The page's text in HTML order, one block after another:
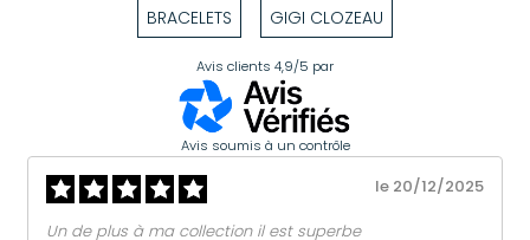
BRACELETS GIGI CLOZEAU
Avis clients 4,9/5 par
Avis soumis à un contrôle
le 20/12/2025
Un de plus à ma collection il est superbe